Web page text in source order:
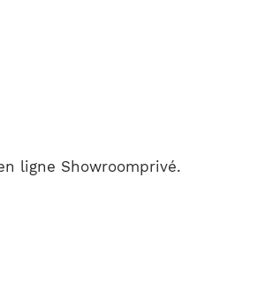
ligne Showroomprivé.